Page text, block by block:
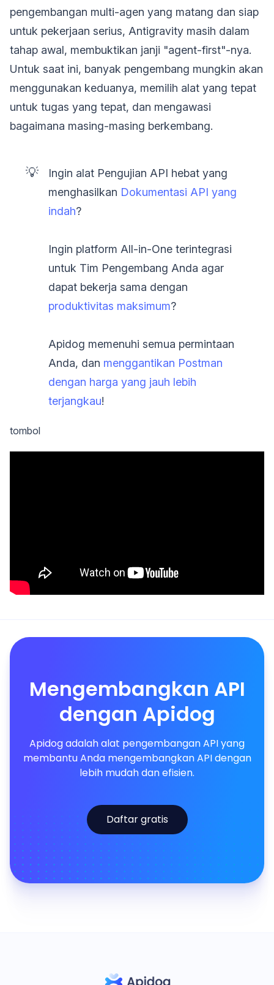
pengembangan multi-agen yang matang dan siap
untuk pekerjaan serius, Antigravity masih dalam
tahap awal, membuktikan janji "agent-first"-nya.
Untuk saat ini, banyak pengembang mungkin akan
menggunakan keduanya, memilih alat yang tepat
untuk tugas yang tepat, dan mengawasi
bagaimana masing-masing berkembang.
💡
Ingin alat Pengujian API hebat yang
menghasilkan Dokumentasi API yang
indah?
Ingin platform All-in-One terintegrasi
untuk Tim Pengembang Anda agar
dapat bekerja sama dengan
produktivitas maksimum?
Apidog memenuhi semua permintaan
Anda, dan menggantikan Postman
dengan harga yang jauh lebih
terjangkau!
tombol
Mengembangkan API
dengan Apidog
Apidog adalah alat pengembangan API yang
membantu Anda mengembangkan API dengan
lebih mudah dan efisien.
Daftar gratis